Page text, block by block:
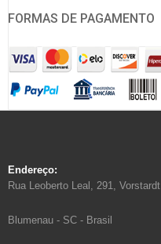
FORMAS DE PAGAMENTO
Endereço:
Rua Leoberto Leal, 291, Vorstardt
Blumenau - SC - Brasil